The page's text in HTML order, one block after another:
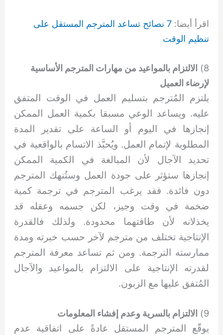
اقرأ أيضا:
7 نصائح تساعد المترجم المستقل على
تنظيم الوقت
8)
الالتزام بالمواعيد من مهارات المترجم الأساسية
لإرضاء العميل
يلتزم المُترجم بتسليم العمل في الوقت المتفق
عليه. ويساعد الوعي مسبقا بكمية العمل الممكن
إنجازها في اليوم أو الساعة على تقدير المدة
المطلوبة لإتمام العمل. ويُحبَّذ الاتسام بالواقعية في
تحديد الآجال لأن المبالغة في الكمية الممكن
إنجازها ستؤثر على جودة العمل وستُنهك المترجم
دون فائدة. فقد يرغب المترجم في ترجمة كمية
ضخمة في وقت وجيز، لكن جسمه وعقله قد
يخذلانه لأن طاقتهما محدودة. ولذلك فالقدرة
الإنتاجية تختلف من مترجم لآخر حسب خبرته ومدة
ممارسته الترجمة. ومن ثم تساعد معرفة المترجم
لقدرته الإنتاجية على الالتزام بالمواعيد والآجال
المُتفق عليها مع الزبون.
9) الالتزام بالسرية وعدم إفشاء المعلومات
يوقّع المترجم المستقل عادةً على اتفاقية عدم